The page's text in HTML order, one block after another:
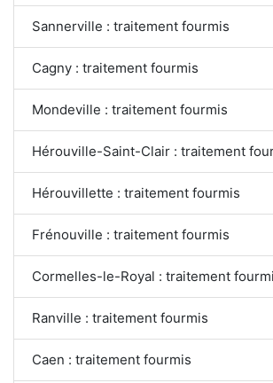
Sannerville : traitement fourmis
Cagny : traitement fourmis
Mondeville : traitement fourmis
Hérouville-Saint-Clair : traitement
Hérouvillette : traitement fourmis
Frénouville : traitement fourmis
Cormelles-le-Royal : traitement
Ranville : traitement fourmis
Caen : traitement fourmis